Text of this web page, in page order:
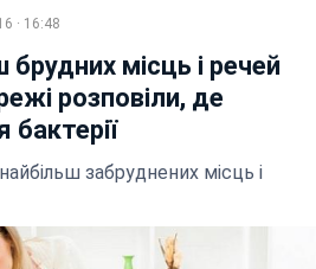
· 16:48
місць і речей
розповіли, де
забруднених місць і